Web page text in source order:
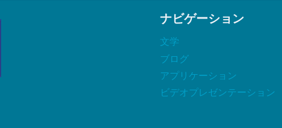
ナビゲーション
文学
ブログ
アプリケーション
ビデオプレゼンテーション